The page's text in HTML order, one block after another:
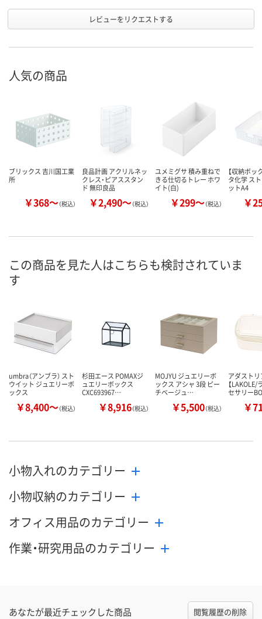
レビューをリクエストする
人気の商品
ブリックス 吉川国工業
所
￥368～（税込）
良品計画 アクリルネッ
クレス・ピアススタン
ド 無印良品
￥2,490～（税込）
ユメミグサ 積み重ねで
きる仕切るトレー ホワ
イト(白)
￥299～（税込）
【収納ボッ
タ化学 ス
ットA4
￥
この商品を見た人はこちらも検討されていま
す
umbra（アンブラ） スト
ウイット ジュエリーボ
ックス
￥8,400～（税込）
杉田エース POMAXジ
ュエリーボックス
CXC693967…
￥8,916（税込）
MOJYU ジュエリーボ
ックス アシャ 3段 ピー
チベージュ…
￥5,500（税込）
アダストリ
【LAKOLE/
セサリー
￥
小物入れのカテゴリー
小物収納のカテゴリー
オフィス用品のカテゴリー
作業・研究用品のカテゴリー
あなたが最近チェックした商品 閲覧履歴の削除